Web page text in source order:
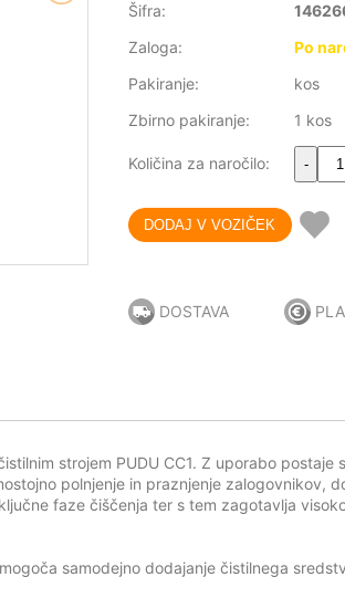
Šifra:
Zaloga:
Po
Pakiranje:
kos
Zbirno pakiranje:
1 kos
Količina za naročilo: -
DOSTAVA
strojem PUDU CC1. Z uporabo
polnjenje in praznjenje zalogovnikov,
faze čiščenja ter s tem zagotavlja
samodejno dodajanje čistilnega